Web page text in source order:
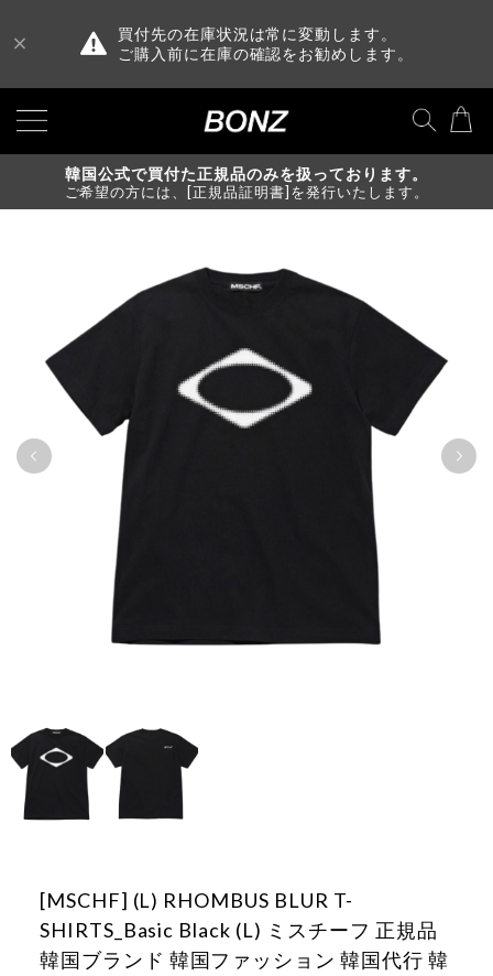
買付先の在庫状況は常に変動します。
ご購入前に在庫の確認をお勧めします。
韓国公式で買付た正規品のみを扱っております。
ご希望の方には、[正規品証明書]を発行いたします。
[MSCHF] (L) RHOMBUS BLUR T-
SHIRTS_Basic Black (L) ミスチーフ 正規品
韓国ブランド 韓国ファッション 韓国代行 韓